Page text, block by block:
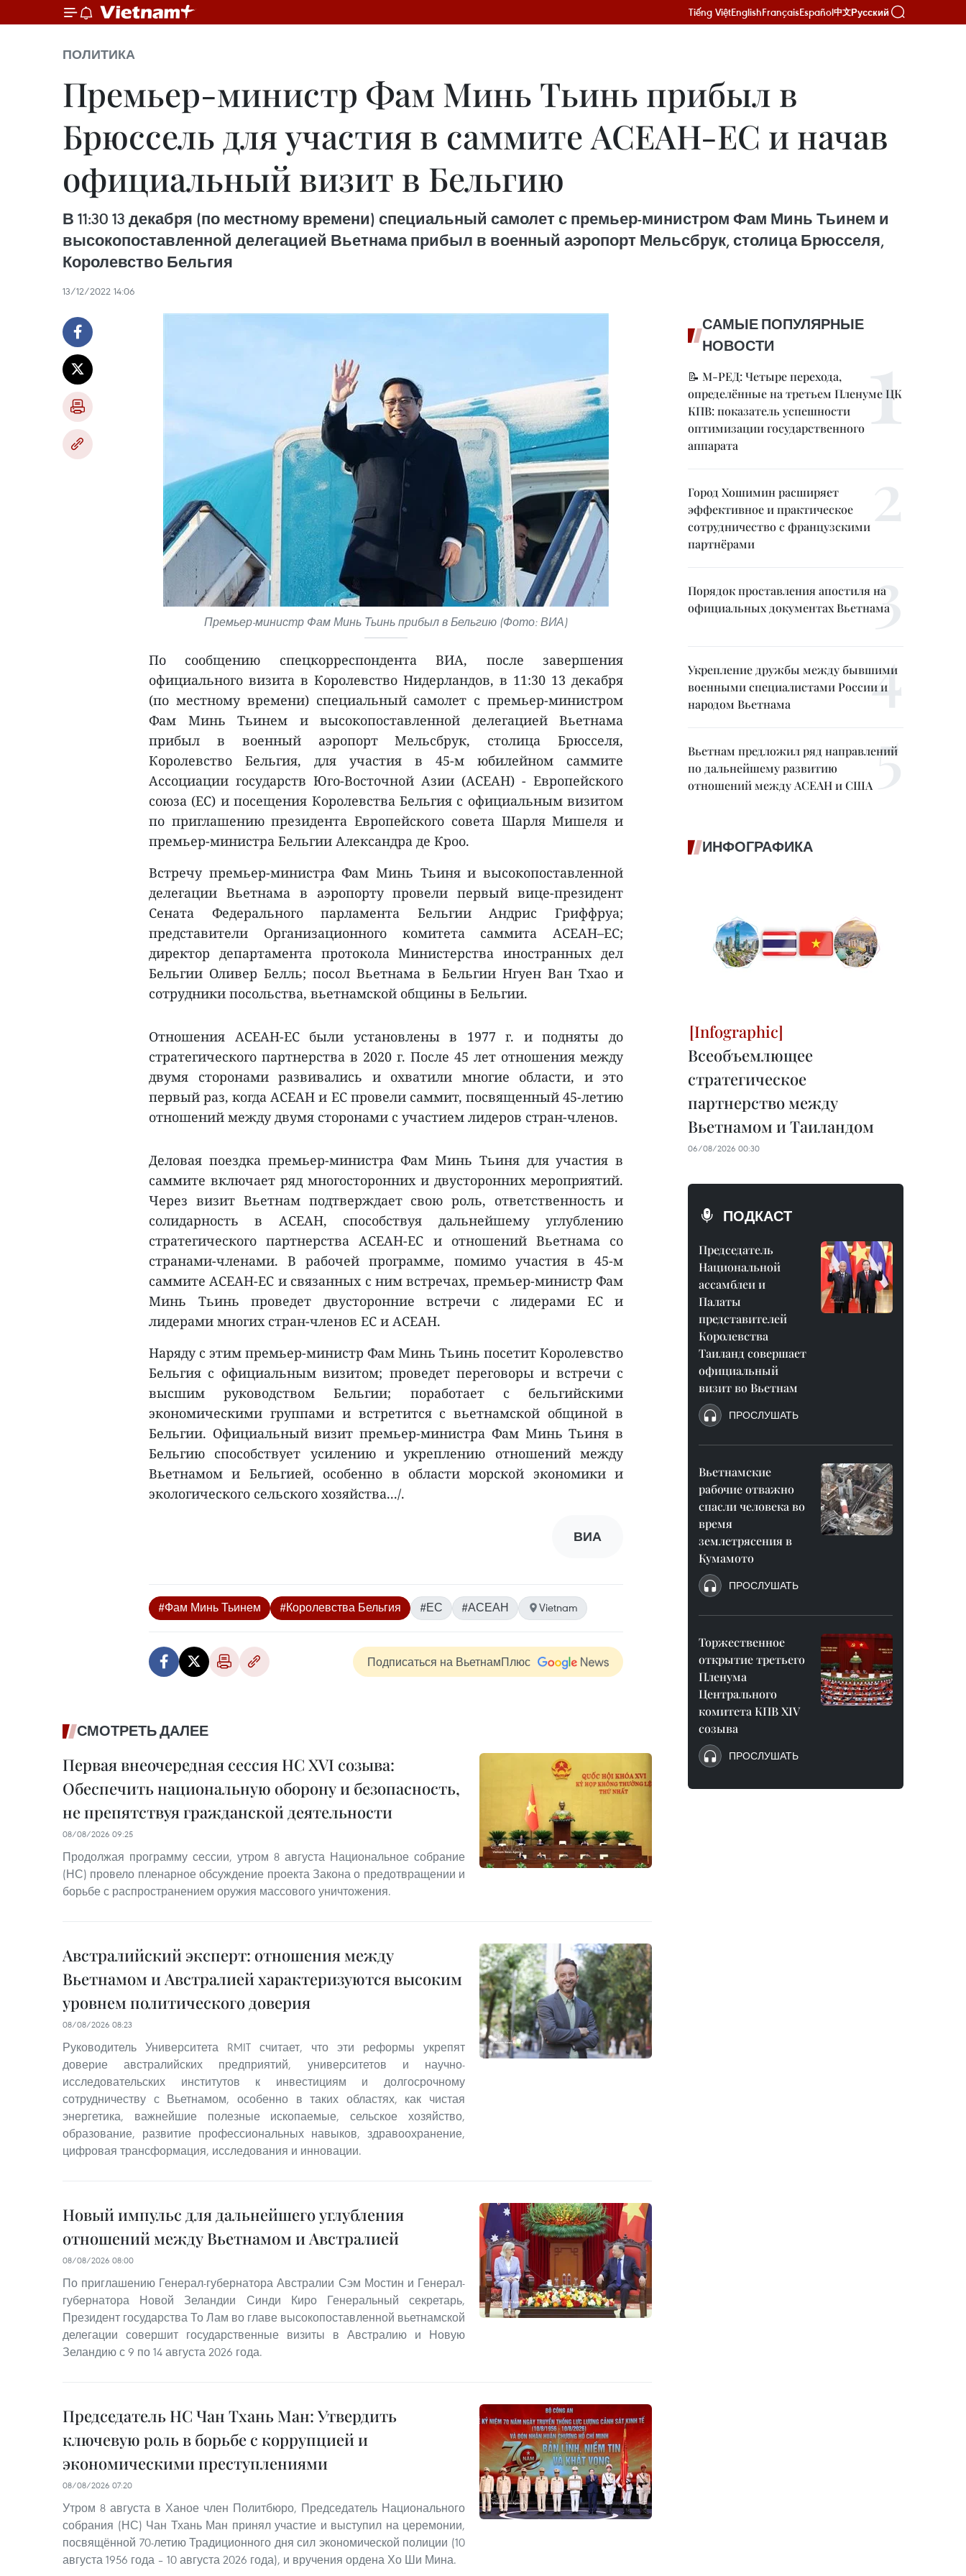
Tiếng ViệtEnglishFrançaisEspañol中文Русский
ПОЛИТИКА
Премьер-министр Фам Минь Тьинь прибыл в
Брюссель для участия в саммите АСЕАН-ЕС и начав
официальный визит в Бельгию
В 11:30 13 декабря (по местному времени) специальный самолет с премьер-министром Фам Минь Тьинем и
высокопоставленной делегацией Вьетнама прибыл в военный аэропорт Мельсбрук, столица Брюсселя,
Королевство Бельгия
13/12/2022 14:06
Премьер-министр Фам Минь Тьинь прибыл в Бельгию (Фото: ВИА)
По сообщению спецкорреспондента ВИА, после завершения
официального визита в Королевство Нидерландов, в 11:30 13 декабря
(по местному времени) специальный самолет с премьер-министром
Фам Минь Тьинем и высокопоставленной делегацией Вьетнама
прибыл в военный аэропорт Мельсбрук, столица Брюсселя,
Королевство Бельгия, для участия в 45-м юбилейном саммите
Ассоциации государств Юго-Восточной Азии (АСЕАН) - Европейского
союза (ЕС) и посещения Королевства Бельгия с официальным визитом
по приглашению президента Европейского совета Шарля Мишеля и
премьер-министра Бельгии Александра де Кроо.
Встречу премьер-министра Фам Минь Тьиня и высокопоставленной
делегации Вьетнама в аэропорту провели первый вице-президент
Сената Федерального парламента Бельгии Андрис Гриффруа;
представители Организационного комитета саммита АСЕАН–ЕС;
директор департамента протокола Министерства иностранных дел
Бельгии Оливер Белль; посол Вьетнама в Бельгии Нгуен Ван Тхао и
сотрудники посольства, вьетнамской общины в Бельгии.
Отношения АСЕАН-ЕС были установлены в 1977 г. и подняты до
стратегического партнерства в 2020 г. После 45 лет отношения между
двумя сторонами развивались и охватили многие области, и это
первый раз, когда АСЕАН и ЕС провели саммит, посвященный 45-летию
отношений между двумя сторонами с участием лидеров стран-членов.
Деловая поездка премьер-министра Фам Минь Тьиня для участия в
саммите включает ряд многосторонних и двусторонних мероприятий.
Через визит Вьетнам подтверждает свою роль, ответственность и
солидарность в АСЕАН, способствуя дальнейшему углублению
стратегического партнерства АСЕАН-ЕС и отношений Вьетнама со
странами-членами. В рабочей программе, помимо участия в 45-м
саммите АСЕАН-ЕС и связанных с ним встречах, премьер-министр Фам
Минь Тьинь проведет двусторонние встречи с лидерами ЕС и
лидерами многих стран-членов ЕС и АСЕАН.
Наряду с этим премьер-министр Фам Минь Тьинь посетит Королевство
Бельгия с официальным визитом; проведет переговоры и встречи с
высшим руководством Бельгии; поработает с бельгийскими
экономическими группами и встретится с вьетнамской общиной в
Бельгии. Официальный визит премьер-министра Фам Минь Тьиня в
Бельгию способствует усилению и укреплению отношений между
Вьетнамом и Бельгией, особенно в области морской экономики и
экологического сельского хозяйства.../.
ВИА
#Фам Минь Тьинем #Королевства Бельгия #ЕС #АСЕАН Vietnam
Подписаться на ВьетнамПлюс
СМОТРЕТЬ ДАЛЕЕ
Первая внеочередная сессия НС XVI созыва:
Обеспечить национальную оборону и безопасность,
не препятствуя гражданской деятельности
08/08/2026 09:25
Продолжая программу сессии, утром 8 августа Национальное собрание
(НС) провело пленарное обсуждение проекта Закона о предотвращении и
борьбе с распространением оружия массового уничтожения.
Австралийский эксперт: отношения между
Вьетнамом и Австралией характеризуются высоким
уровнем политического доверия
08/08/2026 08:23
Руководитель Университета RMIT считает, что эти реформы укрепят
доверие австралийских предприятий, университетов и научно-
исследовательских институтов к инвестициям и долгосрочному
сотрудничеству с Вьетнамом, особенно в таких областях, как чистая
энергетика, важнейшие полезные ископаемые, сельское хозяйство,
образование, развитие профессиональных навыков, здравоохранение,
цифровая трансформация, исследования и инновации.
Новый импульс для дальнейшего углубления
отношений между Вьетнамом и Австралией
08/08/2026 08:00
По приглашению Генерал-губернатора Австралии Сэм Мостин и Генерал-
губернатора Новой Зеландии Синди Киро Генеральный секретарь,
Президент государства То Лам во главе высокопоставленной вьетнамской
делегации совершит государственные визиты в Австралию и Новую
Зеландию с 9 по 14 августа 2026 года.
Председатель НС Чан Тхань Ман: Утвердить
ключевую роль в борьбе с коррупцией и
экономическими преступлениями
08/08/2026 07:20
Утром 8 августа в Ханое член Политбюро, Председатель Национального
собрания (НС) Чан Тхань Ман принял участие и выступил на церемонии,
посвящённой 70-летию Традиционного дня сил экономической полиции (10
августа 1956 года – 10 августа 2026 года), и вручения ордена Хо Ши Мина.
САМЫЕ ПОПУЛЯРНЫЕ
НОВОСТИ
📝 М-РЕД: Четыре перехода,
определённые на третьем Пленуме ЦК
КПВ: показатель успешности
оптимизации государственного
аппарата
Город Хошимин расширяет
эффективное и практическое
сотрудничество с французскими
партнёрами
Порядок проставления апостиля на
официальных документах Вьетнама
Укрепление дружбы между бывшими
военными специалистами России и
народом Вьетнама
Вьетнам предложил ряд направлений
по дальнейшему развитию
отношений между АСЕАН и США
ИНФОГРАФИКА
Всеобъемлющее
стратегическое
партнерство между
Вьетнамом и Таиландом
06/08/2026 00:30
ПОДКАСТ
Председатель
Национальной
ассамблеи и
Палаты
представителей
Королевства
Таиланд совершает
официальный
визит во Вьетнам
ПРОСЛУШАТЬ
Вьетнамские
рабочие отважно
спасли человека во
время
землетрясения в
Кумамото
ПРОСЛУШАТЬ
Торжественное
открытие третьего
Пленума
Центрального
комитета КПВ XIV
созыва
ПРОСЛУШАТЬ